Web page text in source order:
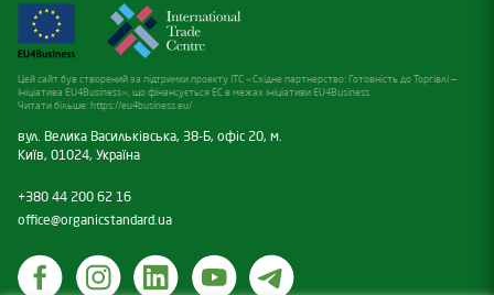
вул. Велика Васильківська, 38-Б, офіс 20, м.
Київ, 01024, Україна
Цей сайт був створений за підтримки проекту ITC «Східне партнерство: Готовність до Торгівлі —
Ініціатива EU4Business», що фінансується ЕС в межах ініціативи EU4Business.
Читати більше: https://eu4business.eu/
+380 44 200 62 16
office@organicstandard.ua